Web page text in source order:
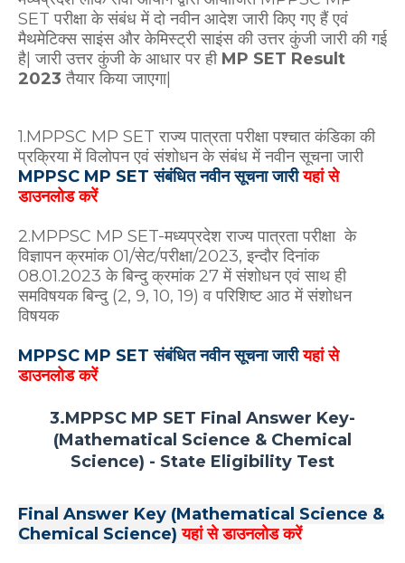
SET परीक्षा के संबंध में दो नवीन आदेश जारी किए गए हैं एवं
मैथमेटिक्स साइंस और केमिस्ट्री साइंस की उत्तर कुंजी जारी की गई
है| जारी उत्तर कुंजी के आधार पर ही MP SET Result
2023 तैयार किया जाएगा|
1.MPPSC MP SET राज्‍य पात्रता परीक्षा पश्‍चात कंडिका की
प्रक्रिया में विलोपन एवं संशोधन के संबंध में नवीन सूचना जारी
MPPSC MP SET संबंधित नवीन सूचना जारीयहां से
डाउनलोड करें
2.MPPSC MP SET-मध्यप्रदेश राज्‍य पात्रता परीक्षा के
विज्ञापन क्रमांक 01/सेट/परीक्षा/2023, इन्‍दौर दिनांक
08.01.2023 के बिन्‍दु क्रमांक 27 में संशोधन एवं साथ ही
समविषयक बिन्‍दु (2, 9, 10, 19) व परिशिष्‍ट आठ में संशोधन
विषयक
MPPSC MP SET संबंधित नवीन सूचना जारीयहां से
डाउनलोड करें
3.MPPSC MP SET Final Answer Key-
(Mathematical Science & Chemical
Science) - State Eligibility Test
Final Answer Key (Mathematical Science &
Chemical Science)यहां से डाउनलोड करें